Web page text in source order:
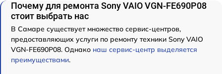
Почему для ремонта Sony VAIO VGN-FE690P08
стоит выбрать нас
В Самаре существует множество сервис-центров,
предоставляющих услуги по ремонту техники Sony VAIO
VGN-FE690P08. Однако наш сервис-центр выделяется
преимуществами.